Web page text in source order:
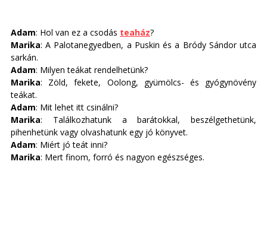
Adam: Hol van ez a csodás teaház?
Marika: A Palotanegyedben, a Puskin és a Bródy Sándor utca
sarkán.
Adam: Milyen teákat rendelhetünk?
Marika: Zöld, fekete, Oolong, gyümölcs- és gyógynövény
teákat.
Adam: Mit lehet itt csinálni?
Marika: Találkozhatunk a barátokkal, beszélgethetünk,
pihenhetünk vagy olvashatunk egy jó könyvet.
Adam: Miért jó teát inni?
Marika: Mert finom, forró és nagyon egészséges.